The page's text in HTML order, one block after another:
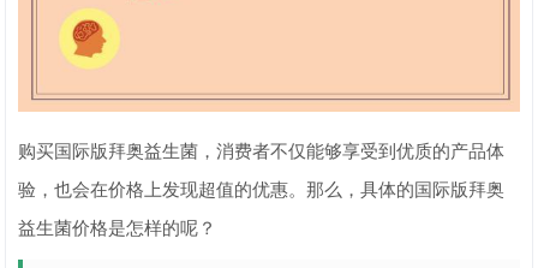
购买国际版拜奥益生菌，消费者不仅能够享受到优质的产品体
验，也会在价格上发现超值的优惠。那么，具体的国际版拜奥
益生菌价格是怎样的呢？